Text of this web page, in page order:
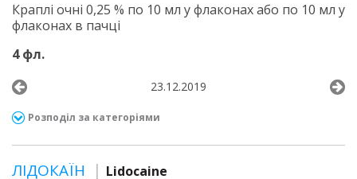
Краплі очні 0,25 % по 10 мл у флаконах або по 10 мл у
флаконах в пачці
4 фл.
23.12.2019
Розподіл за категоріями
ЛІДОКАЇН
Lidocaine